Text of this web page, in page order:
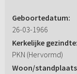
Geboortedatum:
26-03-1966
Kerkelijke gezindte:
PKN (Hervormd)
Woon/